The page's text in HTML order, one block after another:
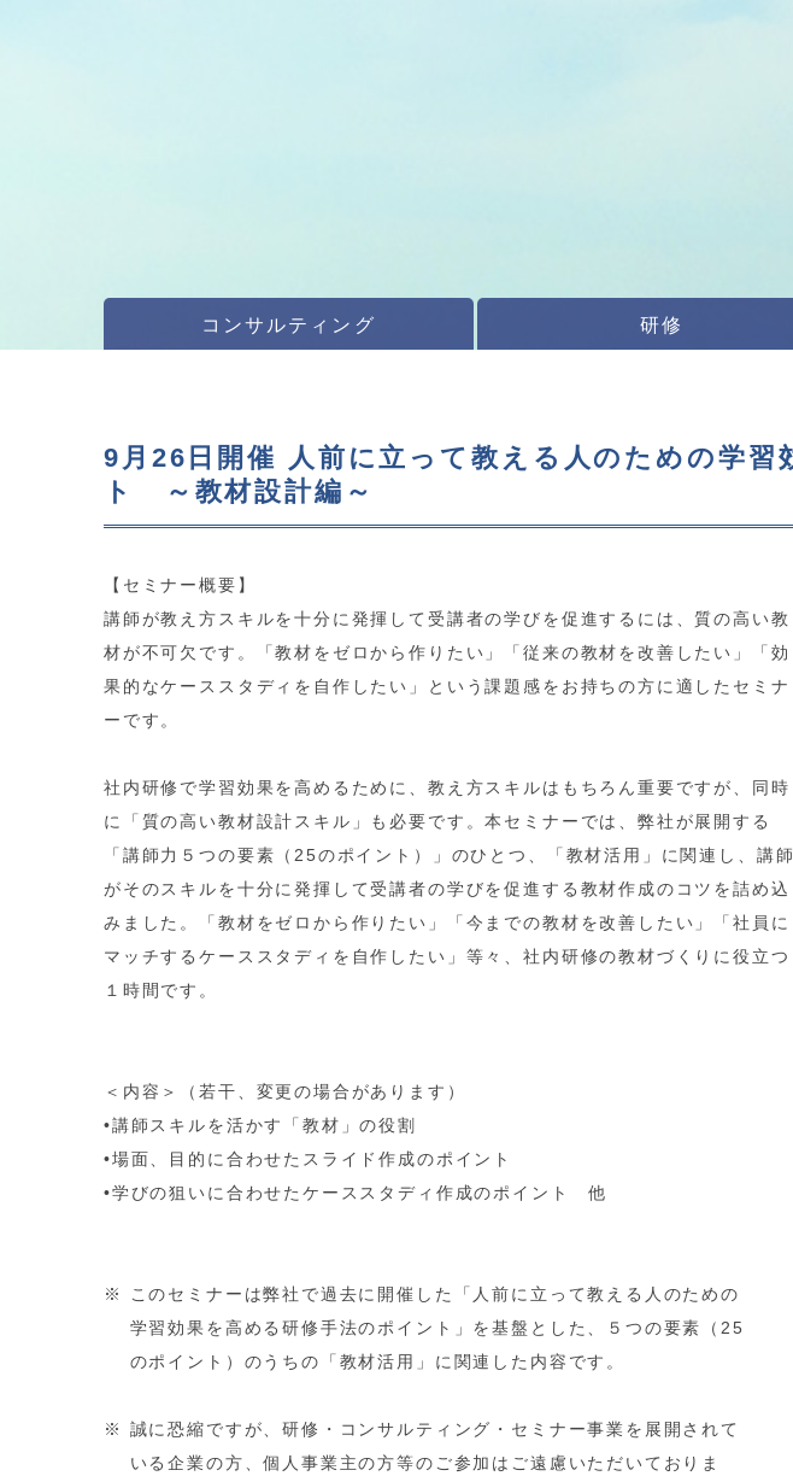
コンサルティング 研修
9月26日開催 人前に立って教える人のための学習
ト ～教材設計編～
【セミナー概要】
講師が教え方スキルを十分に発揮して受講者の学びを促進するには、質の高い教
材が不可欠です。「教材をゼロから作りたい」「従来の教材を改善したい」「効
果的なケーススタディを自作したい」という課題感をお持ちの方に適したセミナ
ーです。
社内研修で学習効果を高めるために、教え方スキルはもちろん重要ですが、同時
に「質の高い教材設計スキル」も必要です。本セミナーでは、弊社が展開する
「講師力５つの要素（25のポイント）」のひとつ、「教材活用」に関連し、講師
がそのスキルを十分に発揮して受講者の学びを促進する教材作成のコツを詰め込
みました。「教材をゼロから作りたい」「今までの教材を改善したい」「社員に
マッチするケーススタディを自作したい」等々、社内研修の教材づくりに役立つ
１時間です。
＜内容＞（若干、変更の場合があります）
•講師スキルを活かす「教材」の役割
•場面、目的に合わせたスライド作成のポイント
•学びの狙いに合わせたケーススタディ作成のポイント 他
※ このセミナーは弊社で過去に開催した「人前に立って教える人のための
学習効果を高める研修手法のポイント」を基盤とした、５つの要素（25
のポイント）のうちの「教材活用」に関連した内容です。
※ 誠に恐縮ですが、研修・コンサルティング・セミナー事業を展開されて
いる企業の方、個人事業主の方等のご参加はご遠慮いただいておりま